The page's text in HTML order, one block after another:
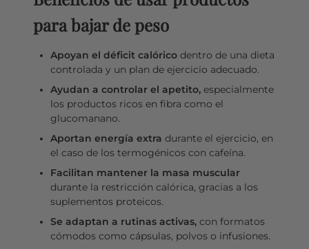
para bajar de peso
Apoyan el déficit calóricodentro de una dieta
controlada y un plan de ejercicio adecuado.
Ayudan a controlar el apetito,especialmente
los productos ricos en fibra como el
glucomanano.
Aportan energía extra durante el ejercicio, en
el caso de los termogénicos con cafeína.
Facilitan mantener la masa muscular
durante la restricción calórica, gracias a los
suplementos proteicos.
Se adaptan a rutinas activas,con formatos
cómodos como cápsulas, polvos o infusiones.